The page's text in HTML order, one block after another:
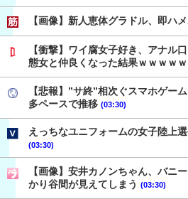
【画像】新人恵体グラドル、即ハ
【衝撃】ワイ腐女子好き、アナル
態女と仲良くなった結果ｗｗｗｗ
【悲報】”サ終”相次ぐスマホゲ
多ペースで推移 (03:30)
えっちなユニフォームの女子陸上
(03:30)
【画像】安井カノンちゃん、バニ
かり谷間が見えてしまう (03:30)